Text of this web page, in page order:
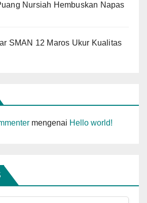
Nursiah Hembuskan Napas
SMAN 12 Maros Ukur Kualitas
mengenai Hello world!